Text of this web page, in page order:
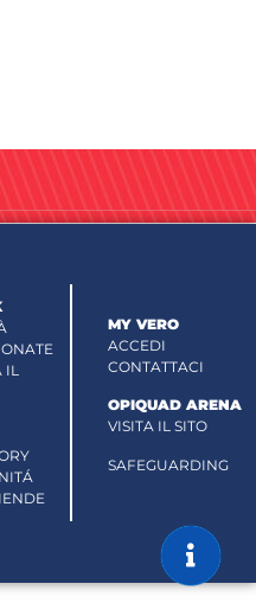
IL
MY VERO
ACCEDI
CONTATTACI
OPIQUAD ARENA
VISITA IL SITO
SAFEGUARDING